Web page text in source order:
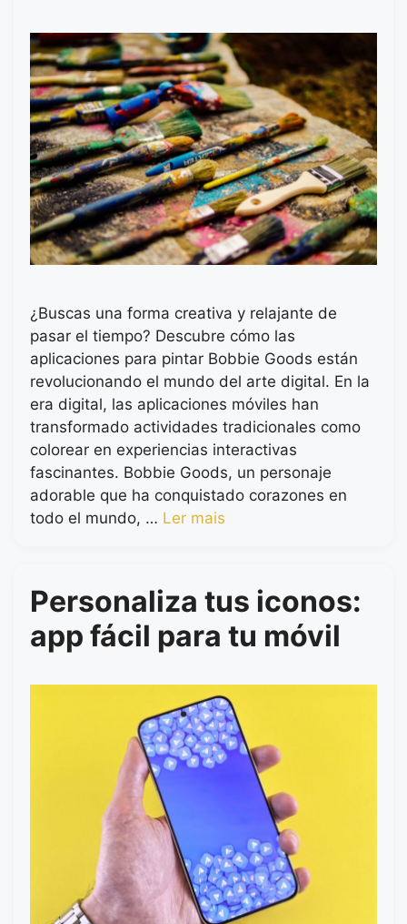
¿Buscas una forma creativa y relajante de
pasar el tiempo? Descubre cómo las
aplicaciones para pintar Bobbie Goods están
revolucionando el mundo del arte digital. En la
era digital, las aplicaciones móviles han
transformado actividades tradicionales como
colorear en experiencias interactivas
fascinantes. Bobbie Goods, un personaje
adorable que ha conquistado corazones en
todo el mundo, … Ler mais
Personaliza tus iconos:
app fácil para tu móvil